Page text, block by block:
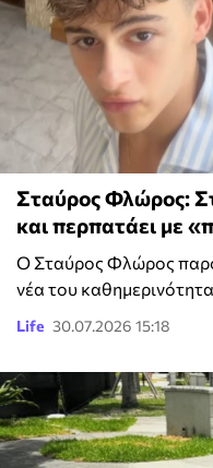
Σταύρος Φλώρος:
και περπατάει με
Ο Σταύρος Φλώρος
νέα του καθημερινότητα.
Life 30.07.2026 15:18